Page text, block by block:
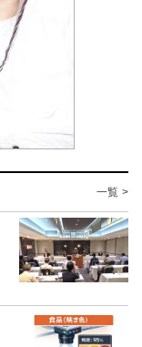
一覧 >